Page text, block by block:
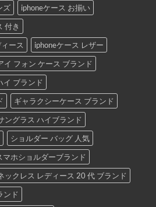
ズ
iphoneケース お揃い
付き
ース
iphoneケース レザー
イ フォン ケース ブランド
イ ブランド
ギャラクシーケース ブランド
ングラス ハイブランド
ショルダー バッグ 人気
マホショルダーブランド
ックレス レディース 20 代 ブランド
ンド